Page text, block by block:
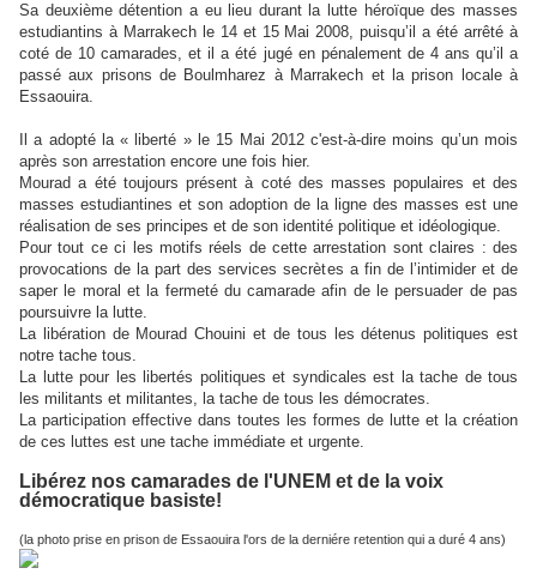
Sa deuxième détention a eu lieu durant la lutte héroïque des masses
estudiantins à Marrakech le 14 et 15 Mai 2008, puisqu’il a été arrêté à
coté de 10 camarades, et il a été jugé en pénalement de 4 ans qu’il a
passé aux prisons de Boulmharez à Marrakech et la prison locale à
Essaouira.
Il a adopté la « liberté » le 15 Mai 2012 c'est-à-dire moins qu’un mois
après son arrestation encore une fois hier.
Mourad a été toujours présent à coté des masses populaires et des
masses estudiantines et son adoption de la ligne des masses est une
réalisation de ses principes et de son identité politique et idéologique.
Pour tout ce ci les motifs réels de cette arrestation sont claires : des
provocations de la part des services secrètes a fin de l’intimider et de
saper le moral et la fermeté du camarade afin de le persuader de pas
poursuivre la lutte.
La libération de Mourad Chouini et de tous les détenus politiques est
notre tache tous.
La lutte pour les libertés politiques et syndicales est la tache de tous
les militants et militantes, la tache de tous les démocrates.
La participation effective dans toutes les formes de lutte et la création
de ces luttes est une tache immédiate et urgente.
Libérez nos camarades de l'UNEM et de la voix
démocratique basiste!
(la photo prise en prison de Essaouira l'ors de la derniére retention qui a duré 4 ans)